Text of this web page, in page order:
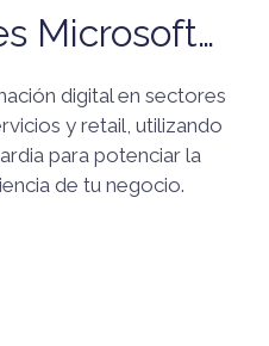
Microsoft…
digital en sectores
y retail, utilizando
para potenciar la
de tu negocio.